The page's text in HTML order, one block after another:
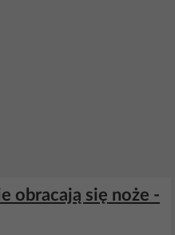
obracają się noże -